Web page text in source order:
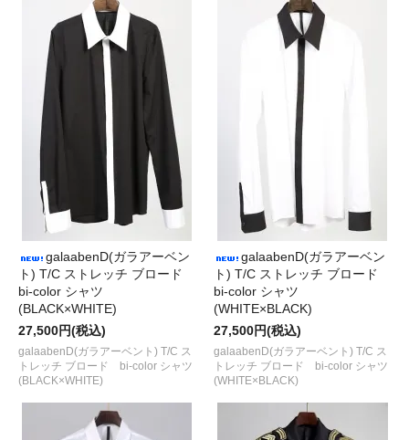
galaabenD(ガラアーベン
ト) T/C ストレッチ ブロード
bi-color シャツ
(BLACK×WHITE)
27,500円(税込)
galaabenD(ガラアーベント) T/C ス
トレッチ ブロード bi-color シャツ
(BLACK×WHITE)
galaabenD(ガラアーベン
ト) T/C ストレッチ ブロード
bi-color シャツ
(WHITE×BLACK)
27,500円(税込)
galaabenD(ガラアーベント) T/C ス
トレッチ ブロード bi-color シャツ
(WHITE×BLACK)